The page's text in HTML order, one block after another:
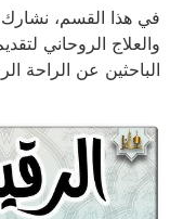
في هذا القسم،
والعلاج الروحاني
الباحثين عن الراحة